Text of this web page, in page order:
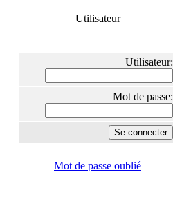
Utilisateur
Utilisateur:
Mot de passe:
Mot de passe oublié